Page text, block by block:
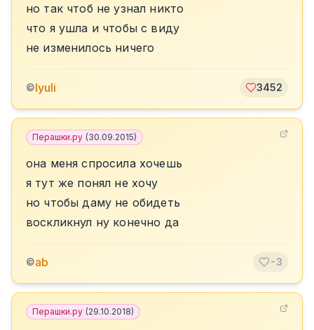
но так чтоб не узнал никто
что я ушла и чтобы с виду
не изменилось ничего
©lyuli 3452
Перашки.ру (30.09.2015)
она меня спросила хочешь
я тут же понял не хочу
но чтобы даму не обидеть
воскликнул ну конечно да
©ab -3
Перашки.ру (29.10.2018)